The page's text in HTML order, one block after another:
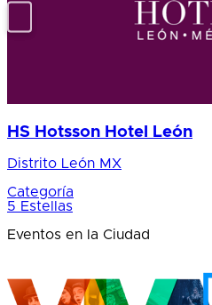
HS Hotsson Hotel León
Distrito León MX
Categoría
5 Estellas
Eventos en la Ciudad